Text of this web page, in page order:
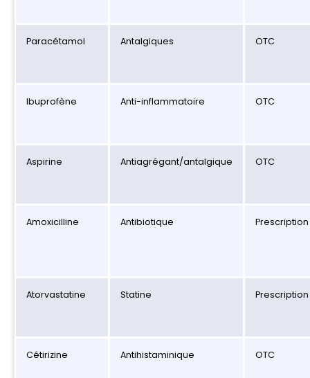
Paracétamol Antalgiques OTC
Ibuprofène Anti-inflammatoire OTC
Aspirine Antiagrégant/antalgique OTC
Amoxicilline Antibiotique Prescription
Atorvastatine Statine Prescription
Cétirizine Antihistaminique OTC